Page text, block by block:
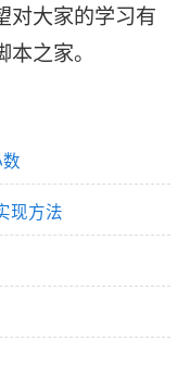
对大家的学习有
之家。
现方法